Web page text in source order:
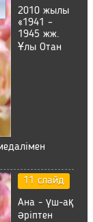
2010 жылы
«1941 –
1945 жж.
Ұлы Отан
11 слайд
Ана - үш-ақ
әріптен